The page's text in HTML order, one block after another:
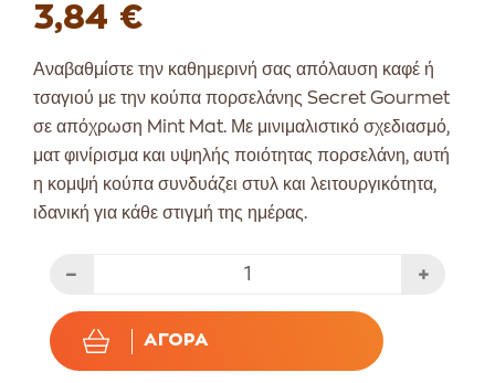
3,84 €
Αναβαθμίστε την καθημερινή σας απόλαυση καφέ ή
τσαγιού με την κούπα πορσελάνης Secret Gourmet
σε απόχρωση Mint Mat. Με μινιμαλιστικό σχεδιασμό,
ματ φινίρισμα και υψηλής ποιότητας πορσελάνη, αυτή
η κομψή κούπα συνδυάζει στυλ και λειτουργικότητα,
ιδανική για κάθε στιγμή της ημέρας.
ΑΓΟΡΆ